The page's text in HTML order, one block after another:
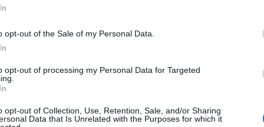
opt-out of the Sale of my Personal Data.
opt-out of processing my Personal Data for Targeted
opt-out of Collection, Use, Retention, Sale, and/or Sharing
Data that Is Unrelated with the Purposes for which it
(